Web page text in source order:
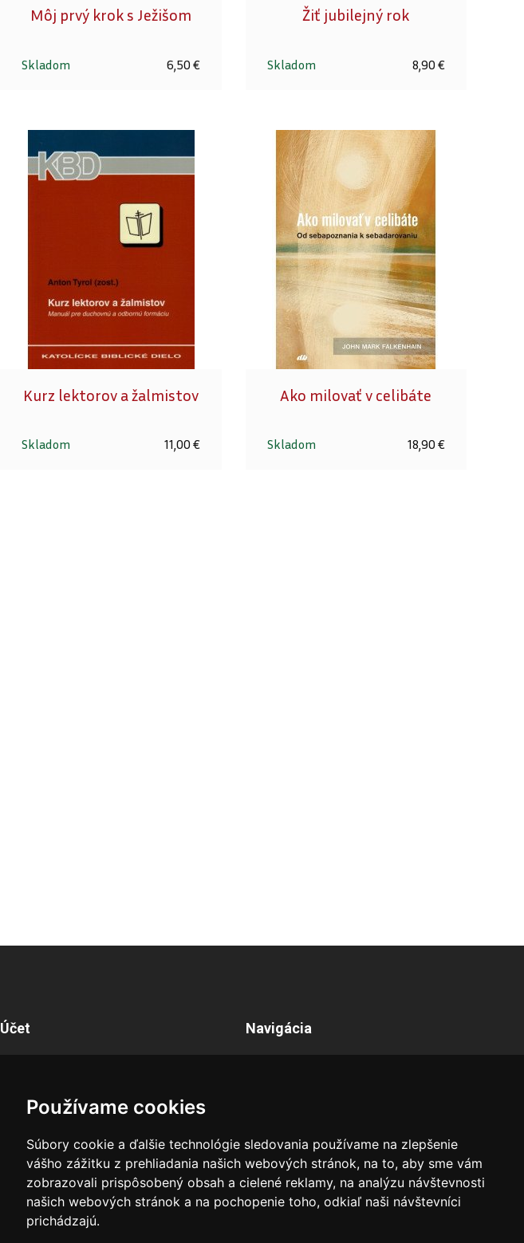
Používame cookies
Súbory cookie a ďalšie technológie sledovania používame na zlepšenie
vášho zážitku z prehliadania našich webových stránok, na to, aby sme vám
zobrazovali prispôsobený obsah a cielené reklamy, na analýzu návštevnosti
našich webových stránok a na pochopenie toho, odkiaľ naši návštevníci
prichádzajú.
Môj prvý krok s Ježišom
Skladom 6,50 €
Žiť jubilejný rok
Skladom 8,90 €
Kurz lektorov a žalmistov
Skladom 11,00 €
Ako milovať v celibáte
Skladom 18,90 €
Účet Navigácia
Odstúpenie od zmluvy
Kontakt